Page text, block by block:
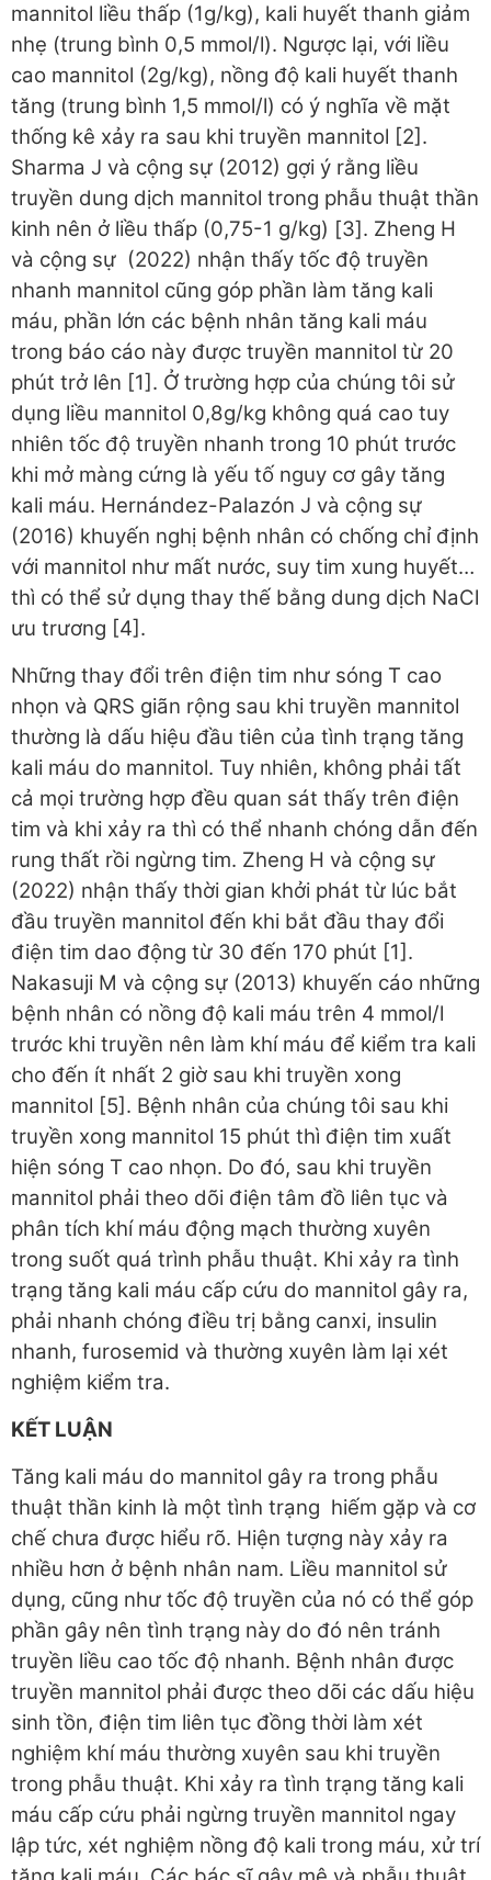
mannitol liều thấp (1g/kg), kali huyết thanh giảm
nhẹ (trung bình 0,5 mmol/l). Ngược lại, với liều
cao mannitol (2g/kg), nồng độ kali huyết thanh
tăng (trung bình 1,5 mmol/l) có ý nghĩa về mặt
thống kê xảy ra sau khi truyền mannitol [2].
Sharma J và cộng sự (2012) gợi ý rằng liều
truyền dung dịch mannitol trong phẫu thuật thần
kinh nên ở liều thấp (0,75-1 g/kg) [3]. Zheng H
và cộng sự (2022) nhận thấy tốc độ truyền
nhanh mannitol cũng góp phần làm tăng kali
máu, phần lớn các bệnh nhân tăng kali máu
trong báo cáo này được truyền mannitol từ 20
phút trở lên [1]. Ở trường hợp của chúng tôi sử
dụng liều mannitol 0,8g/kg không quá cao tuy
nhiên tốc độ truyền nhanh trong 10 phút trước
khi mở màng cứng là yếu tố nguy cơ gây tăng
kali máu. Hernández-Palazón J và cộng sự
(2016) khuyến nghị bệnh nhân có chống chỉ định
với mannitol như mất nước, suy tim xung huyết…
thì có thể sử dụng thay thế bằng dung dịch NaCl
ưu trương [4].
Những thay đổi trên điện tim như sóng T cao
nhọn và QRS giãn rộng sau khi truyền mannitol
thường là dấu hiệu đầu tiên của tình trạng tăng
kali máu do mannitol. Tuy nhiên, không phải tất
cả mọi trường hợp đều quan sát thấy trên điện
tim và khi xảy ra thì có thể nhanh chóng dẫn đến
rung thất rồi ngừng tim. Zheng H và cộng sự
(2022) nhận thấy thời gian khởi phát từ lúc bắt
đầu truyền mannitol đến khi bắt đầu thay đổi
điện tim dao động từ 30 đến 170 phút [1].
Nakasuji M và cộng sự (2013) khuyến cáo những
bệnh nhân có nồng độ kali máu trên 4 mmol/l
trước khi truyền nên làm khí máu để kiểm tra kali
cho đến ít nhất 2 giờ sau khi truyền xong
mannitol [5]. Bệnh nhân của chúng tôi sau khi
truyền xong mannitol 15 phút thì điện tim xuất
hiện sóng T cao nhọn. Do đó, sau khi truyền
mannitol phải theo dõi điện tâm đồ liên tục và
phân tích khí máu động mạch thường xuyên
trong suốt quá trình phẫu thuật. Khi xảy ra tình
trạng tăng kali máu cấp cứu do mannitol gây ra,
phải nhanh chóng điều trị bằng canxi, insulin
nhanh, furosemid và thường xuyên làm lại xét
nghiệm kiểm tra.
KẾT LUẬN
Tăng kali máu do mannitol gây ra trong phẫu
thuật thần kinh là một tình trạng hiếm gặp và cơ
chế chưa được hiểu rõ. Hiện tượng này xảy ra
nhiều hơn ở bệnh nhân nam. Liều mannitol sử
dụng, cũng như tốc độ truyền của nó có thể góp
phần gây nên tình trạng này do đó nên tránh
truyền liều cao tốc độ nhanh. Bệnh nhân được
truyền mannitol phải được theo dõi các dấu hiệu
sinh tồn, điện tim liên tục đồng thời làm xét
nghiệm khí máu thường xuyên sau khi truyền
trong phẫu thuật. Khi xảy ra tình trạng tăng kali
máu cấp cứu phải ngừng truyền mannitol ngay
lập tức, xét nghiệm nồng độ kali trong máu, xử trí